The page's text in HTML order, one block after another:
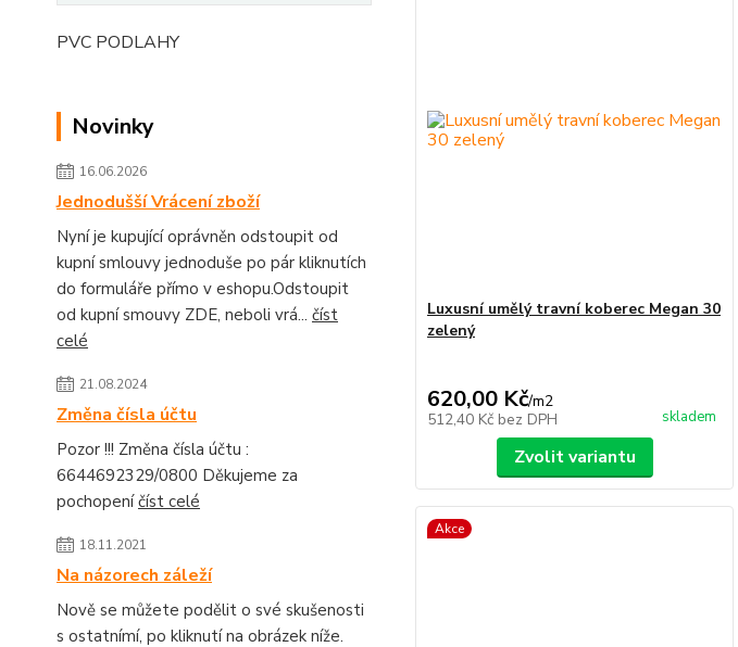
PVC PODLAHY
Novinky
16.06.2026
Jednodušší Vrácení zboží
Nyní je kupující oprávněn odstoupit od
kupní smlouvy jednoduše po pár kliknutích
do formuláře přímo v eshopu.Odstoupit
od kupní smouvy ZDE, neboli vrá... číst
celé
21.08.2024
Změna čísla účtu
Pozor !!! Změna čísla účtu :
6644692329/0800 Děkujeme za
pochopeníčíst celé
18.11.2021
Na názorech záleží
Nově se můžete podělit o své skušenosti
s ostatnímí, po kliknutí na obrázek níže.
Luxusní umělý travní koberec Megan 30
zelený
620,00 Kč/m2
512,40 Kč bez DPH skladem
Zvolit variantu
Akce